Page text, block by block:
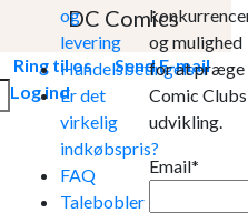
DC Comics
Ring til os
Send E-mail
Log ind
og
levering
Handelsbetingelser
Er det
virkelig
indkøbspris?
FAQ
Talebobler
og mulighed
for at præge
Comic Clubs
udvikling.
Email*